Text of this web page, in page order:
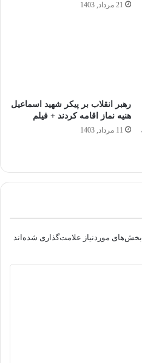
21 مرداد, 1403
رهبر انقلاب بر پیکر شهید اسماعیل
هنیه نماز اقامه کردند + فیلم
11 مرداد, 1403
بخش‌های موردنیاز علامت‌گذاری شده‌اند